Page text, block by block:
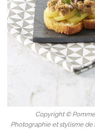
Copyright ©
Photographie et stylisme